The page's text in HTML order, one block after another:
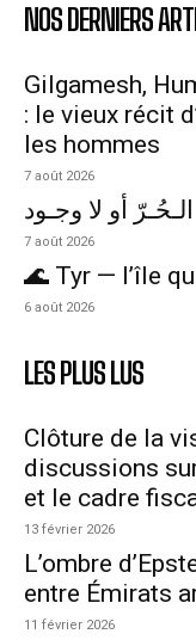
NOS DERNIERS
Gilgamesh,
: le vieux récit
les hommes
7 août 2026
أو لا وجـود
7 août 2026
🌊 Tyr — l’île
6 août 2026
LES PLUS LUS
Clôture de la
discussions
et le cadre
13 février 2026
L’ombre
entre Émirats
11 février 2026